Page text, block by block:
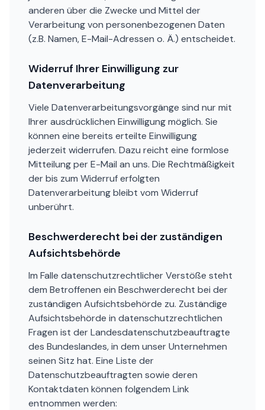
anderen über die Zwecke und Mittel der
Verarbeitung von personenbezogenen Daten
(z.B. Namen, E-Mail-Adressen o. Ä.) entscheidet.
Widerruf Ihrer Einwilligung zur
Datenverarbeitung
Viele Datenverarbeitungsvorgänge sind nur mit
Ihrer ausdrücklichen Einwilligung möglich. Sie
können eine bereits erteilte Einwilligung
jederzeit widerrufen. Dazu reicht eine formlose
Mitteilung per E-Mail an uns. Die Rechtmäßigkeit
der bis zum Widerruf erfolgten
Datenverarbeitung bleibt vom Widerruf
unberührt.
Beschwerderecht bei der zuständigen
Aufsichtsbehörde
Im Falle datenschutzrechtlicher Verstöße steht
dem Betroffenen ein Beschwerderecht bei der
zuständigen Aufsichtsbehörde zu. Zuständige
Aufsichtsbehörde in datenschutzrechtlichen
Fragen ist der Landesdatenschutzbeauftragte
des Bundeslandes, in dem unser Unternehmen
seinen Sitz hat. Eine Liste der
Datenschutzbeauftragten sowie deren
Kontaktdaten können folgendem Link
entnommen werden: